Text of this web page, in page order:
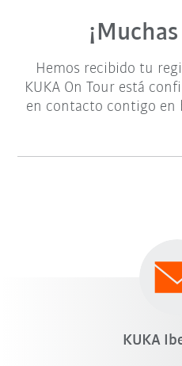
Hemos recibido tu
KUKA On Tour está
en contacto contigo en
KUKA